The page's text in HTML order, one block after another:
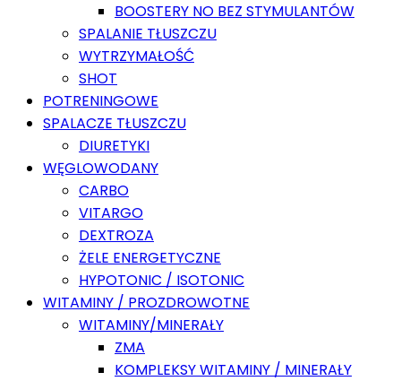
BOOSTERY NO BEZ STYMULANTÓW
SPALANIE TŁUSZCZU
WYTRZYMAŁOŚĆ
SHOT
POTRENINGOWE
SPALACZE TŁUSZCZU
DIURETYKI
WĘGLOWODANY
CARBO
VITARGO
DEXTROZA
ŻELE ENERGETYCZNE
HYPOTONIC / ISOTONIC
WITAMINY / PROZDROWOTNE
WITAMINY/MINERAŁY
ZMA
KOMPLEKSY WITAMINY / MINERAŁY